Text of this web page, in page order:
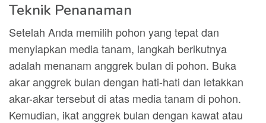
Teknik Penanaman
Setelah Anda memilih pohon yang tepat dan
menyiapkan media tanam, langkah berikutnya
adalah menanam anggrek bulan di pohon. Buka
akar anggrek bulan dengan hati-hati dan letakkan
akar-akar tersebut di atas media tanam di pohon.
Kemudian, ikat anggrek bulan dengan kawat atau